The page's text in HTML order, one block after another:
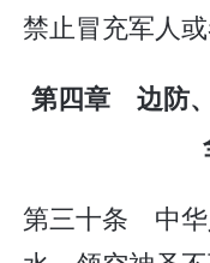
禁止冒充军人或
第四章 边防
第三十条 中华